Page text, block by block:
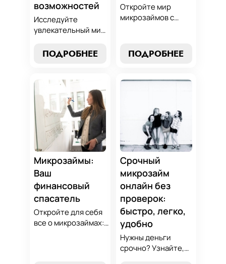
возможностей
Исследуйте
увлекательный мир
узнайте, как
вариант для ваших
нужд. Откройте
экспертные
стратегии
погашения и
сделайте
осознанный выбор,
который
поддержит вашу
финансовую
стабильность.
ПОДРОБНЕЕ
Откройте мир
микрозаймов с
лучшие стратегии
погашения и
избежанию
финансово
грамотным с нами!
ПОДРОБНЕЕ
Микрозаймы:
Ваш
финансовый
спасатель
Откройте для себя
все о микрозаймах:
Срочный
микрозайм
онлайн без
проверок:
быстро, легко,
удобно
Нужны деньги
срочно? Узнайте,